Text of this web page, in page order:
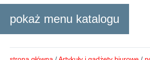
pokaż menu katalogu